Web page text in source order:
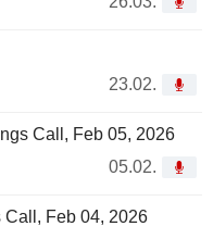
23.02.
Call, Feb 05, 2026
05.02.
Call, Feb 04, 2026